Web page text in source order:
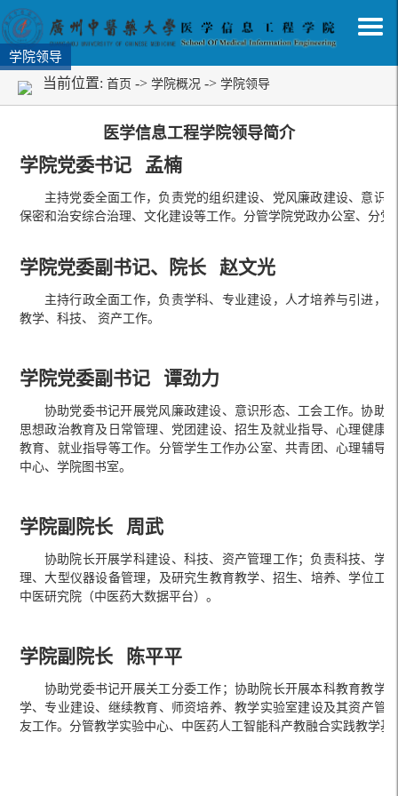
学院领导
当前位置: 首页 -> 学院概况 -> 学院领导
医学信息工程学院领导简介
学院党委书记 孟楠
主持党委全面工作，负责党的组织建设、党风廉政建设、意识
保密和治安综合治理、文化建设等工作。分管学院党政办公室、分党
学院党委副书记、院长 赵文光
主持行政全面工作，负责学科、专业建设，人才培养与引进，
教学、科技、 资产工作。
学院党委副书记 谭劲力
协助党委书记开展党风廉政建设、意识形态、工会工作。协助
思想政治教育及日常管理、党团建设、招生及就业指导、心理健康
教育、就业指导等工作。分管学生工作办公室、共青团、心理辅导
中心、学院图书室。
学院副院长 周武
协助院长开展学科建设、科技、资产管理工作；负责科技、学
理、大型仪器设备管理，及研究生教育教学、招生、培养、学位工
中医研究院（中医药大数据平台）。
学院副院长 陈平平
协助党委书记开展关工分委工作；协助院长开展本科教育教学
学、专业建设、继续教育、师资培养、教学实验室建设及其资产管
友工作。分管教学实验中心、中医药人工智能科产教融合实践教学基